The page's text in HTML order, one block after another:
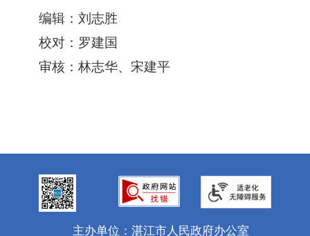
编辑：刘志胜
校对：罗建国
审核：林志华、宋建平
主办单位：湛江市人民政府办公室